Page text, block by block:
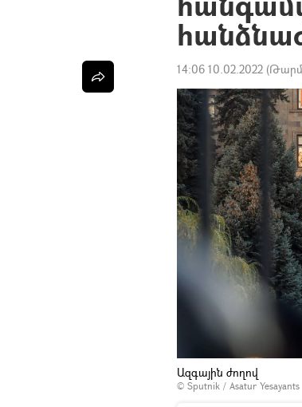
14:06 10.02.2022
Ազգային ժողով
© Sputnik / Asatur Yesayants